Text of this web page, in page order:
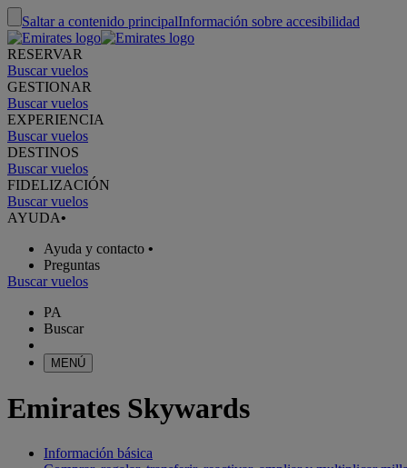
Saltar a contenido principalInformación sobre accesibilidad
RESERVAR
Buscar vuelos
GESTIONAR
Buscar vuelos
EXPERIENCIA
Buscar vuelos
DESTINOS
Buscar vuelos
FIDELIZACIÓN
Buscar vuelos
AYUDA•
Ayuda y contacto •
Preguntas
Buscar vuelos
PA
Buscar
MENÚ
Emirates Skywards
Información básica